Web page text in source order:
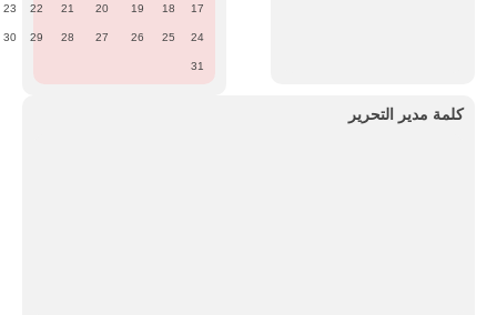
17
18
19
20
21
22
23
24
25
26
27
28
29
30
31
كلمة مدير التحرير